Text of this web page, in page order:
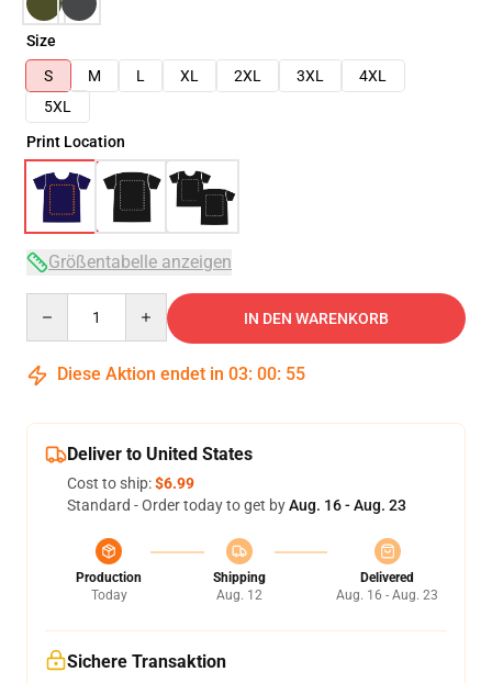
Size
S
M L XL 2XL 3XL
4XL
5XL
Print Location
Größentabelle anzeigen
IN DEN WARENKORB
Diese Aktion endet in 03: 00: 54
Deliver to United States
Cost to ship:$6.99
Standard - Order today to get byAug. 16 - Aug. 23
Production
Today
Shipping
Aug. 12
Delivered
Aug. 16 - Aug. 23
Sichere Transaktion